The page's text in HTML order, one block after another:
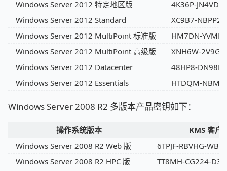
Windows Server 2012 特定地区版
4K36P-JN4VD-
Windows Server 2012 Standard
XC9B7-
Windows Server 2012 MultiPoint 标准版
HM7DN-
Windows Server 2012 MultiPoint 高级版
XNH6W-
Windows Server 2012 Datacenter
48HP8-DN98B-
Windows Server 2012 Essentials
HTDQM-
Windows Server 2008 R2 多版本产品密钥如下：
操作系统版本
KMS 客户
Windows Server 2008 R2 Web 版
6TPJF-RBVHG-
Windows Server 2008 R2 HPC 版
TT8MH-CG224-